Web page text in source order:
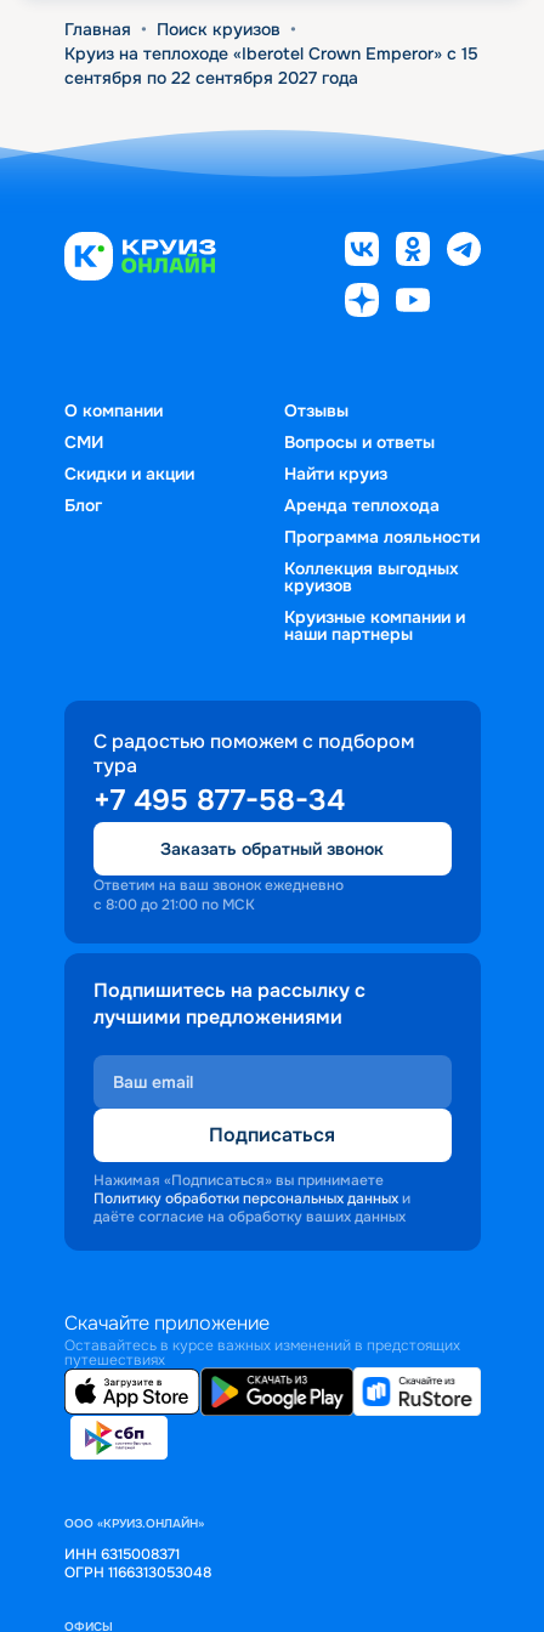
Главная • Поиск круизов •
Круиз на теплоходе «Iberotel Crown Emperor» с 15
сентября по 22 сентября 2027 года
О компании
СМИ
Скидки и акции
Блог
Отзывы
Вопросы и ответы
Найти круиз
Аренда теплохода
Программа лояльности
Коллекция выгодных
круизов
Круизные компании и
наши партнеры
С радостью поможем с подбором
тура
+7 495 877-58-34
Заказать обратный звонок
Ответим на ваш звонок ежедневно
с 8:00 до 21:00 по МСК
Подпишитесь на рассылку с
лучшими предложениями
Подписаться
Нажимая «Подписаться» вы принимаете
Политику обработки персональных данных и
даёте согласие на обработку ваших данных
Скачайте приложение
Оставайтесь в курсе важных изменений в предстоящих
путешествиях
ООО «КРУИЗ.ОНЛАЙН»
ИНН 6315008371
ОГРН 1166313053048
ОФИСЫ